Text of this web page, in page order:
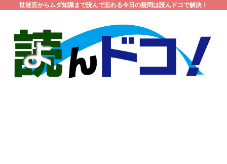
世迷言からムダ知識まで読んで忘れる今日の疑問は読んドコで解決！